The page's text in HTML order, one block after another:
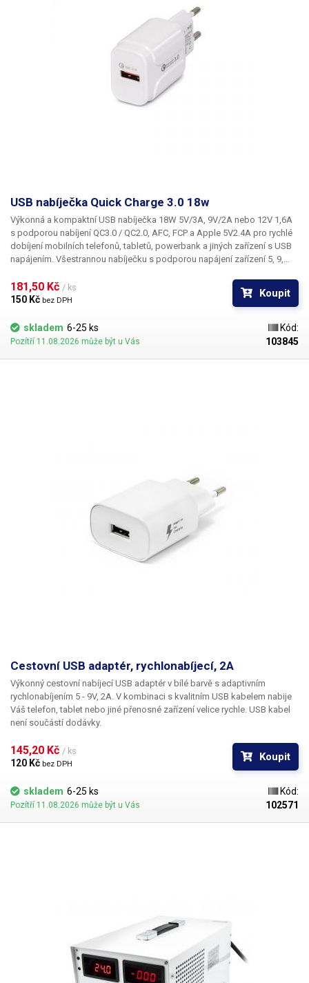
USB nabíječka Quick Charge 3.0 18w
Výkonná a kompaktní USB nabíječka 18W 5V/3A, 9V/2A nebo 12V 1,6A
s podporou nabíjení QC3.0 / QC2.0, AFC, FCP a Apple 5V2.4A pro rychlé
dobíjení mobilních telefonů, tabletů, powerbank a jiných zařízení s USB
napájením. Všestrannou nabíječku s podporou napájení zařízení 5, 9,
nabíječka je kompaktní a velmi lehká.
: Nabíječka USB 18W
bílá USB kabel není součástí balení, doporučujeme zakoupit vhodný typ
181,50 Kč / ks
150 Kč bez DPH
Koupit
skladem 6-25 ks
Pozítří 11.08.2026 může být u Vás
Kód:
103845
Cestovní USB adaptér, rychlonabíjecí, 2A
Výkonný cestovní nabíjecí USB adaptér v bílé barvě s adaptivním
rychlonabíjením 5 - 9V, 2A. V kombinaci s kvalitním USB kabelem nabije
Váš telefon, tablet nebo jiné přenosné zařízení velice rychle. USB kabel
není součástí dodávky.
145,20 Kč / ks
120 Kč bez DPH
Koupit
skladem 6-25 ks
Pozítří 11.08.2026 může být u Vás
Kód:
102571